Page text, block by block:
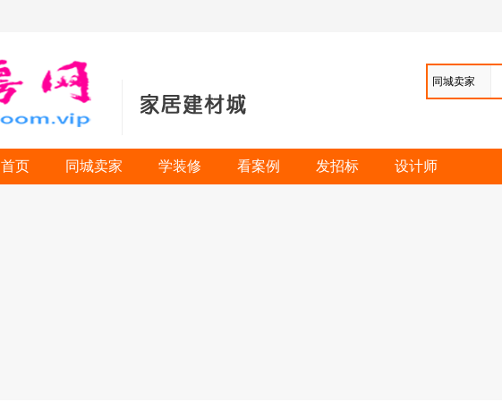
同城卖家
首页 同城卖家 学装修 看案例 发招标 设计师